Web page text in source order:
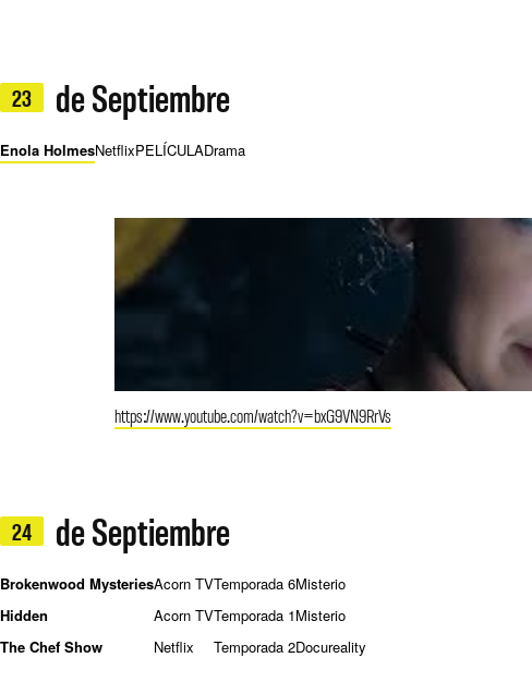
23 de Septiembre
Enola HolmesNetflixPELÍCULADrama
https://www.youtube.com/watch?v=bxG9VN9RrVs
24 de Septiembre
Brokenwood MysteriesAcorn TVTemporada 6Misterio
Hidden
Acorn TVTemporada 1Misterio
The Chef Show
Netflix Temporada 2Docureality